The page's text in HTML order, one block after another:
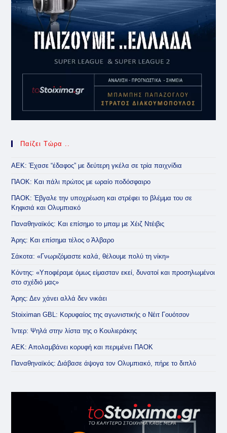
Παίζει Τώρα ..
ΑΕΚ: Έχασε “έδαφος” με δεύτερη γκέλα σε τρία παιχνίδια
ΠΑΟΚ: Και πάλι πρώτος με ωραίο ποδόσφαιρο
ΠΑΟΚ: Έβγαλε την υποχρέωση και στρέφει το βλέμμα του σε
Κηφισιά και Ολυμπιακό
Παναθηναϊκός: Και επίσημο το μπαμ με Χέιζ Ντέιβις
Άρης: Και επίσημα τέλος ο Άλβαρο
Σάκοτα: «Γνωριζόμαστε καλά, θέλουμε πολύ τη νίκη»
Κόντης: «Υποφέραμε όμως είμασταν εκεί, δυνατοί και προσηλωμένοι
στο σχέδιό μας»
Άρης: Δεν χάνει αλλά δεν νικάει
Stoiximan GBL: Κορυφαίος της αγωνιστικής ο Νέιτ Γουότσον
Ίντερ: Ψηλά στην λίστα της ο Κουλιεράκης
ΑΕΚ: Απολαμβάνει κορυφή και περιμένει ΠΑΟΚ
Παναθηναϊκός: Διάβασε άψογα τον Ολυμπιακό, πήρε το διπλό